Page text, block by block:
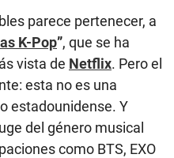
parece pertenecer, a
K-Pop”, que se ha
vista de Netflix. Pero el
esta no es una
estadounidense. Y
del género musical
como BTS, EXO